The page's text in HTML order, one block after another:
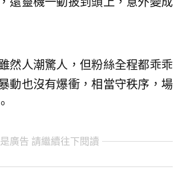
然人潮驚人，但粉絲全程都乖乖
動也沒有爆衝，相當守秩序，場
廣告 請繼續往下閱讀